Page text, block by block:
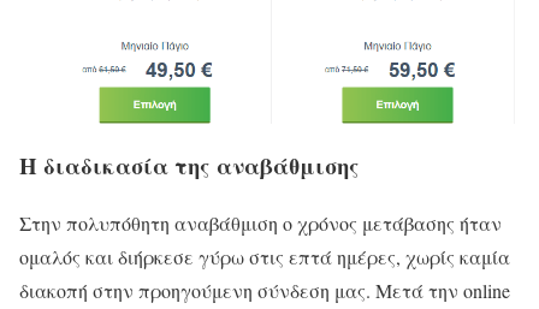
Η διαδικασία της αναβάθμισης
Στην πολυπόθητη αναβάθμιση ο χρόνος μετάβασης ήταν
ομαλός και διήρκεσε γύρω στις επτά ημέρες, χωρίς καμία
διακοπή στην προηγούμενη σύνδεση μας. Μετά την online